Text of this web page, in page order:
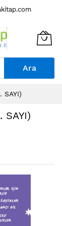
Ara
SAYI)
SAYI)